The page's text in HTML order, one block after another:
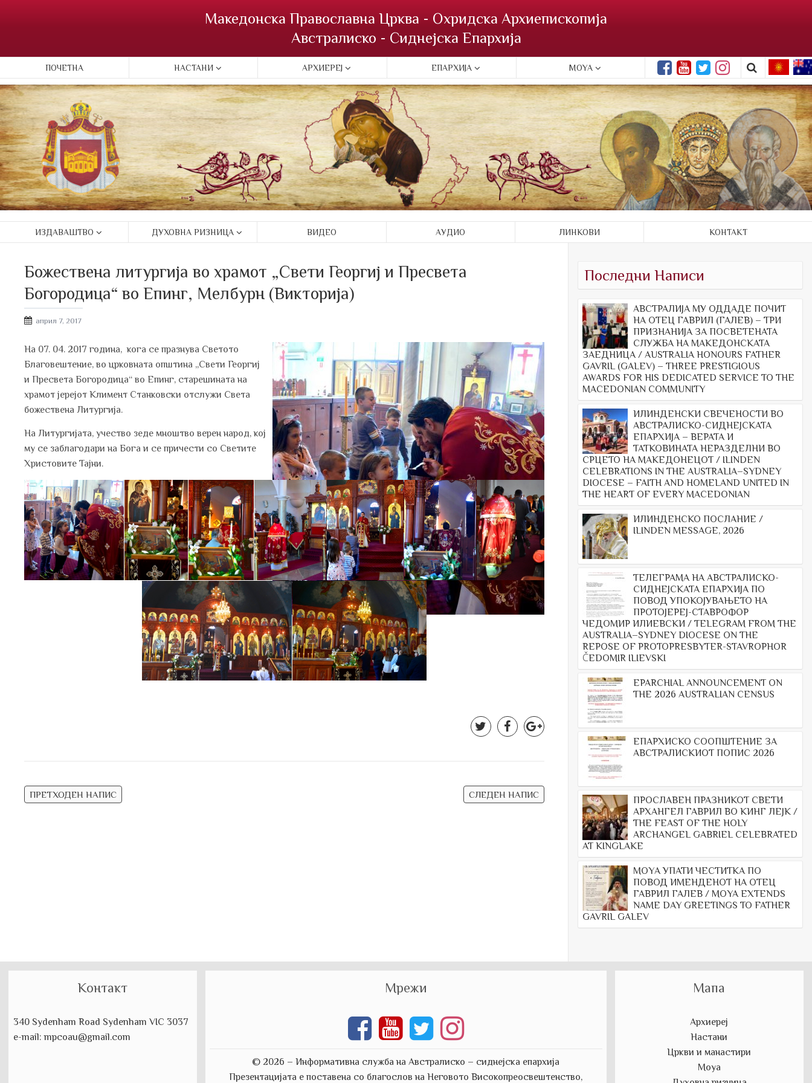
Македонска Православна Црква - Охридска Архиепископија
Австралиско - Сиднејска Епархија
ПОЧЕТНА НАСТАНИ АРХИЕРЕЈ ЕПАРХИЈА MOYA
ИЗДАВАШТВО ДУХОВНА РИЗНИЦА ВИДЕО АУДИО ЛИНКОВИ КОНТАКТ
Божествена литургија во храмот „Свети Георгиј и Пресвета
Богородица“ во Епинг, Мелбурн (Викторија)
Posted
април 7, 2017
На 07. 04. 2017 година, кога се празнува Светото
Благовештение, во црковната општина „Свети Георгиј
и Пресвета Богородица“ во Епинг, старешината на
храмот јерејот Климент Станковски отслужи Света
божествена Литургија.
На Литургијата, учество зеде мноштво верен народ, кој
му се заблагодари на Бога и се причести со Светите
Христовите Тајни.
Навигација
ПРЕТХОДЕН НАПИС СЛЕДЕН НАПИС
Последни Написи
АВСТРАЛИЈА МУ ОДДАДЕ ПОЧИТ
НА ОТЕЦ ГАВРИЛ (ГАЛЕВ) – ТРИ
ПРИЗНАНИЈА ЗА ПОСВЕТЕНАТА
СЛУЖБА НА МАКЕДОНСКАТА
ЗАЕДНИЦА / AUSTRALIA HONOURS FATHER
GAVRIL (GALEV) – THREE PRESTIGIOUS
AWARDS FOR HIS DEDICATED SERVICE TO THE
MACEDONIAN COMMUNITY
ИЛИНДЕНСКИ СВЕЧЕНОСТИ ВО
АВСТРАЛИСКО-СИДНЕЈСКАТА
ЕПАРХИЈА – ВЕРАТА И
ТАТКОВИНАТА НЕРАЗДЕЛНИ ВО
СРЦЕТО НА МАКЕДОНЕЦОТ / ILINDEN
CELEBRATIONS IN THE AUSTRALIA–SYDNEY
DIOCESE – FAITH AND HOMELAND UNITED IN
THE HEART OF EVERY MACEDONIAN
ИЛИНДЕНСКО ПОСЛАНИЕ /
ILINDEN MESSAGE, 2026
ТЕЛЕГРАМА НА АВСТРАЛИСКО-
СИДНЕЈСКАТА ЕПАРХИЈА ПО
ПОВОД УПОКОЈУВАЊЕТО НА
ПРОТОЈЕРЕЈ-СТАВРОФОР
ЧЕДОМИР ИЛИЕВСКИ / TELEGRAM FROM THE
AUSTRALIA–SYDNEY DIOCESE ON THE
REPOSE OF PROTOPRESBYTER-STAVROPHOR
ČEDOMIR ILIEVSKI
EPARCHIAL ANNOUNCEMENT ON
THE 2026 AUSTRALIAN CENSUS
ЕПАРХИСКО СООПШТЕНИЕ ЗА
АВСТРАЛИСКИОТ ПОПИС 2026
ПРОСЛАВЕН ПРАЗНИКОТ СВЕТИ
АРХАНГЕЛ ГАВРИЛ ВО КИНГ ЛЕЈК /
THE FEAST OF THE HOLY
ARCHANGEL GABRIEL CELEBRATED
AT KINGLAKE
МОYА УПАТИ ЧЕСТИТКА ПО
ПОВОД ИМЕНДЕНОТ НА ОТЕЦ
ГАВРИЛ ГАЛЕВ / MOYA EXTENDS
NAME DAY GREETINGS TO FATHER
GAVRIL GALEV
Контакт
340 Sydenham Road Sydenham VIC 3037
e-mail: mpcoau@gmail.com
Мрежи
© 2026 – Информативна служба на Австралиско – сиднејска епархија
Презентацијата е поставена со благослов на Неговото Високопреосвештенство,
Мапа
Архиереј
Настани
Цркви и манастири
Моуа